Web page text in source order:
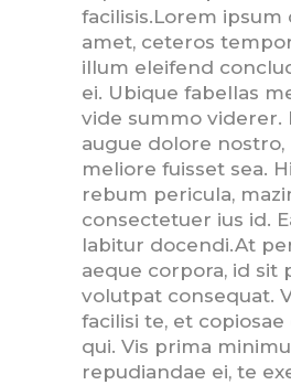
facilisis.Lorem ipsum
amet, ceteros
illum eleifend
ei. Ubique fabellas
vide summo viderer.
augue dolore nostro,
meliore fuisset sea.
rebum pericula,
consectetuer ius id.
labitur docendi.At
aeque corpora, id sit
volutpat consequat.
facilisi te, et
qui. Vis prima
repudiandae ei, te